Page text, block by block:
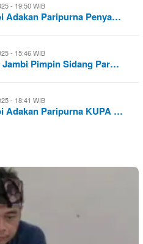
- 19:50 WIB
Adakan Paripurna Penya…
- 15:46 WIB
Jambi Pimpin Sidang Par…
- 18:41 WIB
Adakan Paripurna KUPA …